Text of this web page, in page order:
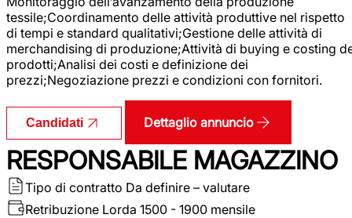
tessile;Coordinamento delle attività produttive nel rispetto
di tempi e standard qualitativi;Gestione delle attività di
merchandising di produzione;Attività di buying e costing
prodotti;Analisi dei costi e definizione dei
prezzi;Negoziazione prezzi e condizioni con fornitori.
Candidati Dettaglio annuncio
RESPONSABILE MAGAZZINO
Tipo di contratto Da definire – valutare
Retribuzione Lorda 1500 - 1900 mensile